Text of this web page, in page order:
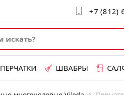
+7 (812)
ПЕРЧАТКИ ШВАБРЫ